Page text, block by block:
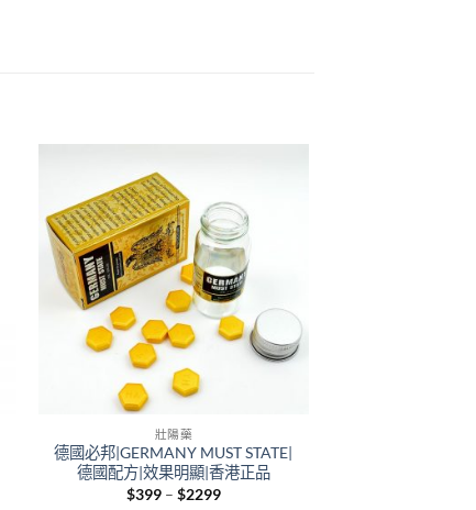
壯陽藥
德國必邦|GERMANY MUST STATE|
德國配方|效果明顯|香港正品
$399 – $2299Price